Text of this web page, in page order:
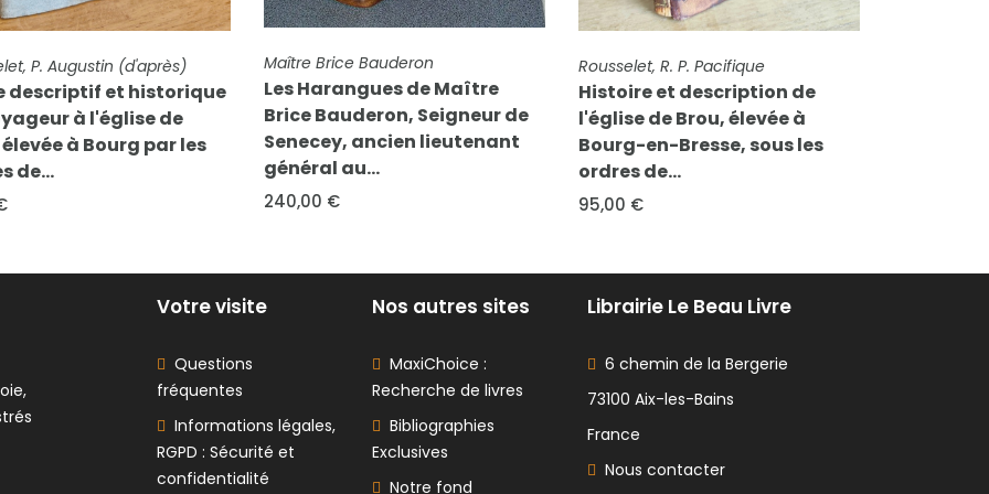
Bauderon
de Maître
Seigneur de
ancien lieutenant
au...
€
FICHE COMPLÈTE
Rousselet, R. P. Pacifique
Histoire et description de
l'église de Brou, élevée à
Bourg-en-Bresse, sous les
ordres de...
95,00 €
FICHE COMPLÈTE
Rouquette de Toulouse, Abbé G.
L'Eucharistie est la Vie du
Monde. Conférences
dogmatiques et morales
prêchées en l'église...
12,00 €
Votre visite
Questions
fréquentes
Informations légales,
RGPD : Sécurité et
confidentialité
Nos autres sites
MaxiChoice :
Recherche de livres
Bibliographies
Exclusives
Notre fond
Librairie Le Beau Livre
6 chemin de la Bergerie
73100 Aix-les-Bains
France
Nous contacter